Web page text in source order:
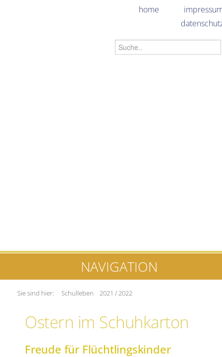
home
NAVIGATION
Sie sind hier: Schulleben 2021 / 2022
Ostern im Schuhkarton
Freude für Flüchtlingskinder